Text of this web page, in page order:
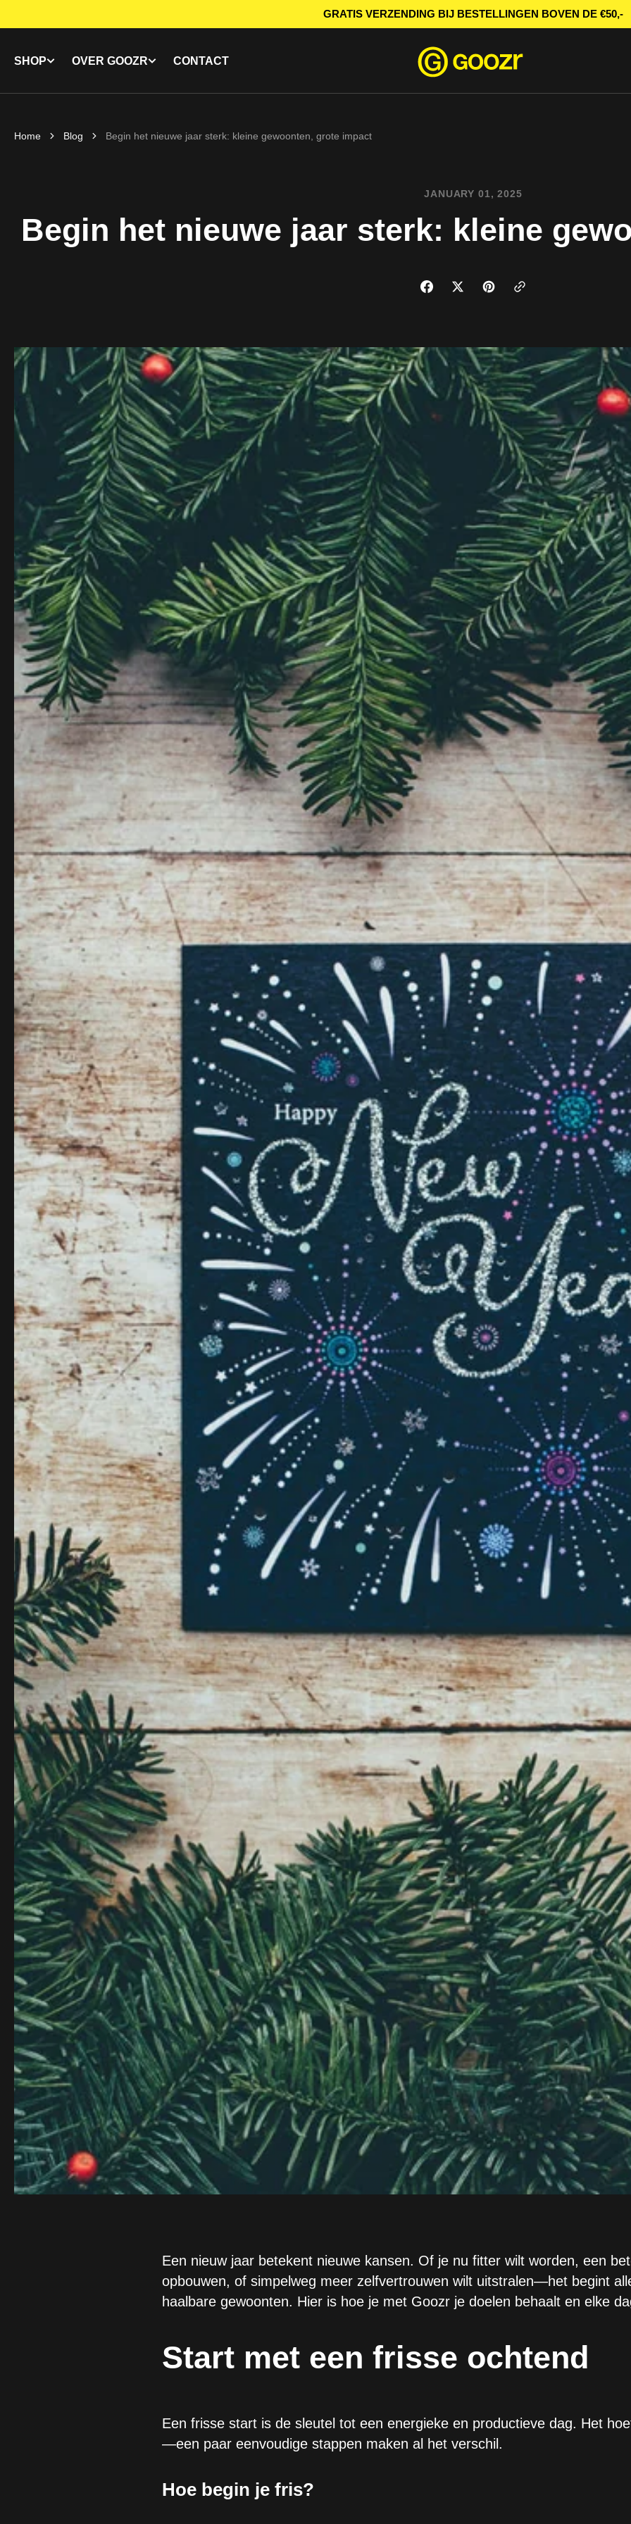
GRATIS VERZENDING BIJ BESTELLINGEN BOVEN DE €50,-
SHOP OVER GOOZR CONTACT
Home Blog Begin het nieuwe jaar sterk: kleine gewoonten, grote impact
JANUARY 01, 2025
Begin het nieuwe jaar sterk: kleine
Een nieuw jaar betekent nieuwe kansen. Of je nu fitter wilt worden, een
opbouwen, of simpelweg meer zelfvertrouwen wilt uitstralen—het begint
haalbare gewoonten. Hier is hoe je met Goozr je doelen behaalt en elke
Start met een frisse ochtend
Een frisse start is de sleutel tot een energieke en productieve dag. Het
—een paar eenvoudige stappen maken al het verschil.
Hoe begin je fris?